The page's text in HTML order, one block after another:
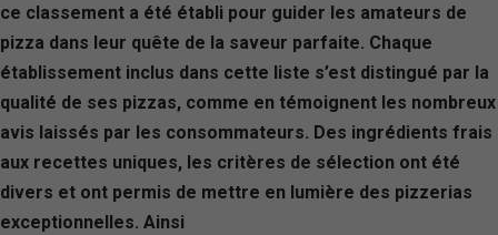
ce classement a été établi pour guider les amateurs de
pizza dans leur quête de la saveur parfaite. Chaque
établissement inclus dans cette liste s’est distingué par la
qualité de ses pizzas, comme en témoignent les nombreux
avis laissés par les consommateurs. Des ingrédients frais
aux recettes uniques, les critères de sélection ont été
divers et ont permis de mettre en lumière des pizzerias
exceptionnelles. Ainsi